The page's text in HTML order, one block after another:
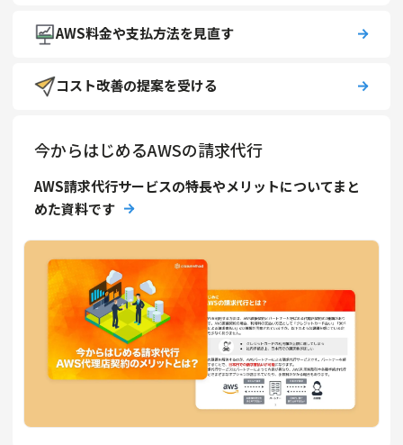
AWS料金や支払方法を見直す
コスト改善の提案を受ける
今からはじめるAWSの請求代行
AWS請求代行サービスの特長やメリットについてまと
めた資料です